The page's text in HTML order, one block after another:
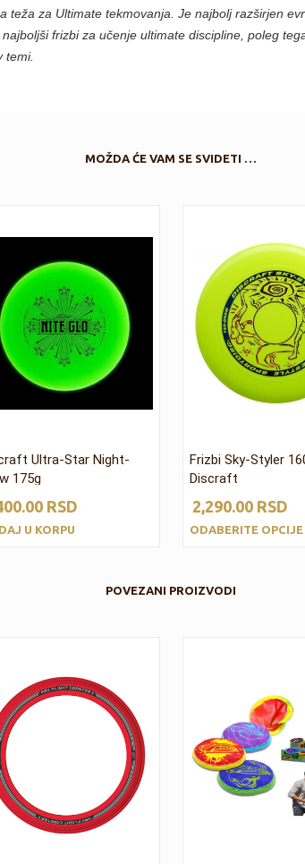
teža za Ultimate tekmovanja. Je najbolj razširjen
frizbi za učenje ultimate discipline, poleg
temi.
MOŽDA ĆE VAM SE SVIDETI …
Ultra-Star Night-
175g
RSD
U KORPU
Frizbi Sky-Styler
Discraft
2,290.00RSD
ODABERITE OPCIJE
POVEZANI PROIZVODI